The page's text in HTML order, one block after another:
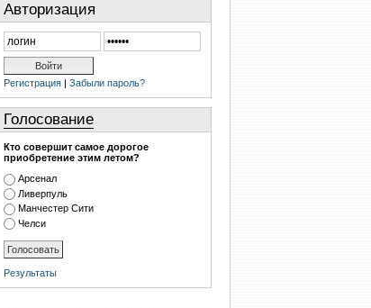
Авторизация
Регистрация | Забыли пароль?
Голосование
Кто совершит самое дорогое
приобретение этим летом?
Арсенал
Ливерпуль
Манчестер Сити
Челси
Результаты